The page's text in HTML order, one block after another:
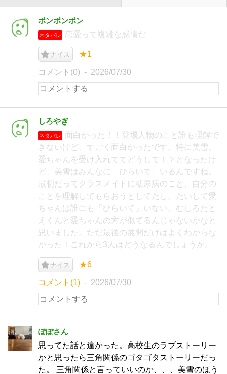
ポンポンポン
ネタバレ 恋愛って複雑な感情だ
ナイス ★1
コメント(0) 2026/07/30
しろやぎ
ネタバレ
面白かった！！登場人物のこと誰も理解で
きないけど、すごく面白かったです。特に美雪、
愛ちゃんを受け入れててどうして！？となったけ
ど、美雪はみんなに「ひらいて」いるんですね。
最初だってクラスメイトに糖尿病のこと、自分の
ことを理解してもらおうとしてたし。たいして愛
ちゃんは誰にも「ひらいて」いない。むしろたと
えくんと愛ちゃんの方が似てるんじゃないかなと
思いました。ただ最後の展開だけはよくわからな
かった！これから3人はどうなるんでしょうか。
ナイス ★6
コメント(1) 2026/07/30
ぽぽさん
思ってた話と違かった。高校生のラブストーリー
かと思ったら三角関係のゴタゴタストーリーだっ
た。 三角関係と言っていいのか、、、美雪のほう